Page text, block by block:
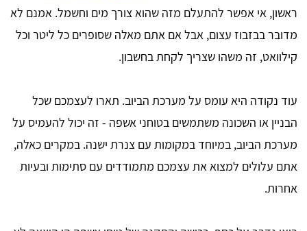
ראשון, אי אפשר להתעלם מזה שהוא צורך מים וחשמל. אמנם לא
מדובר בבזבוז עצום, אבל אם אתם מאלה שסופרים כל ליטר וכל
קילוואט, זה משהו שצריך לקחת בחשבון.
עוד נקודה היא עומס על מערכת הביוב. תארו לעצמכם שכל
הבניין או השכונה משתמשים בטוחני אשפה - זה יכול להעמיס על
מערכת הביוב, במיוחד במקומות עם צנרת ישנה. במקרים כאלה,
אתם עלולים למצוא את עצמכם מתמודדים עם סתימות ובעיות
אחרות.